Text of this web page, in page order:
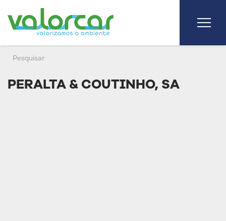
PERALTA & COUTINHO, SA